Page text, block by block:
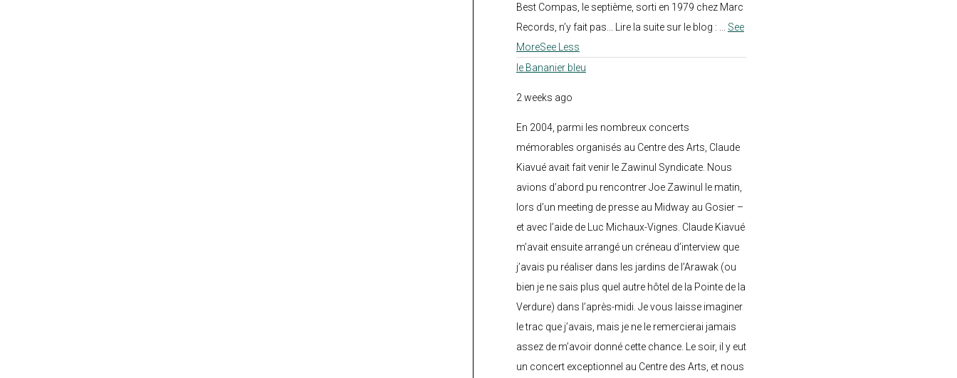
Best Compas, le septième, sorti en 1979 chez Marc
Records, n’y fait pas... Lire la suite sur le blog :
See
MoreSee Less
le Bananier bleu
2 weeks ago
En 2004, parmi les nombreux concerts
mémorables organisés au Centre des Arts, Claude
Kiavué avait fait venir le Zawinul Syndicate. Nous
avions d’abord pu rencontrer Joe Zawinul le matin,
lors d’un meeting de presse au Midway au Gosier –
et avec l’aide de Luc Michaux-Vignes. Claude Kiavué
m’avait ensuite arrangé un créneau d’interview que
j’avais pu réaliser dans les jardins de l’Arawak (ou
bien je ne sais plus quel autre hôtel de la Pointe de la
Verdure) dans l’après-midi. Je vous laisse imaginer
le trac que j’avais, mais je ne le remercierai jamais
assez de m’avoir donné cette chance. Le soir, il y eut
un concert exceptionnel au Centre des Arts, et nous